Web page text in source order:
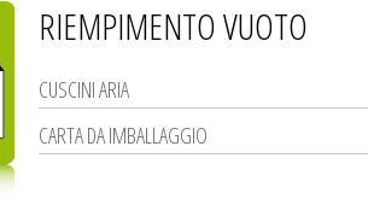
RIEMPIMENTO VUOTO
CUSCINI ARIA
CARTA DA IMBALLAGGIO